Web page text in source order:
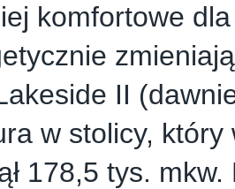
komfortowe
II
w stolicy,
178,5 tys.